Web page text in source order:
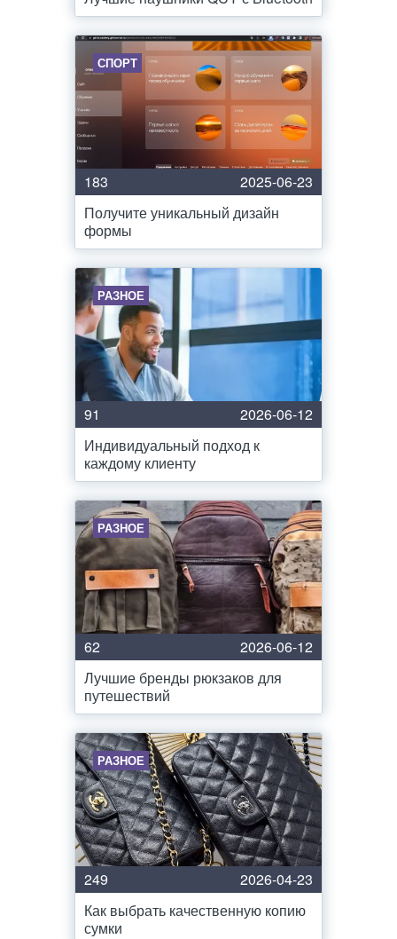
СПОРТ
183
2025-06-23
Получите уникальный дизайн
формы
РАЗНОЕ
91
2026-06-12
Индивидуальный подход к
каждому клиенту
РАЗНОЕ
62
2026-06-12
Лучшие бренды рюкзаков для
путешествий
РАЗНОЕ
249
2026-04-23
Как выбрать качественную копию
сумки